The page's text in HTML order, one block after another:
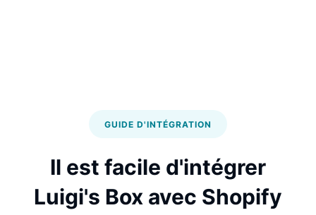
GUIDE D'INTÉGRATION
Il est facile d'intégrer
Luigi's Box avec Shopify